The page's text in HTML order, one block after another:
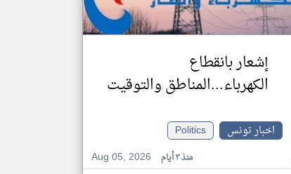
إشعار بانقطاع
الكهرباء...المناطق والتوقيت
اخبار تونس
Politics
Aug 05, 2026
منذ ٣ أيام